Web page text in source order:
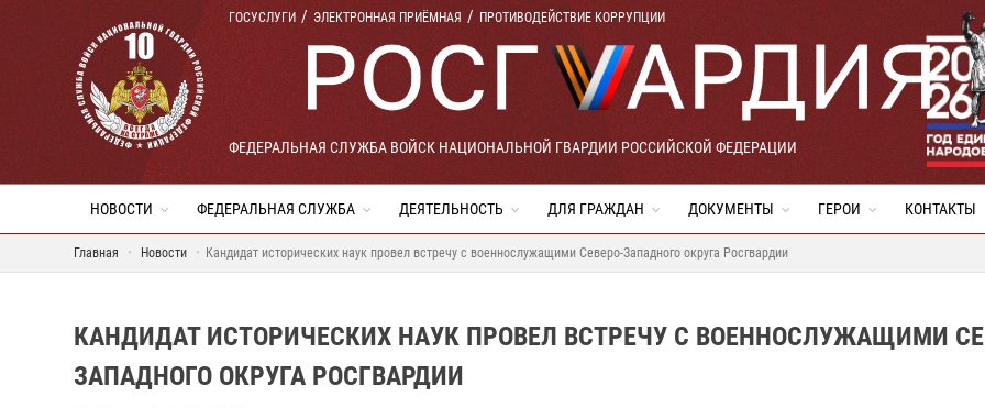
ГОСУСЛУГИ ЭЛЕКТРОННАЯ ПРИЁМНАЯ ПРОТИВОДЕЙСТВИЕ КОРРУПЦИИ
ФЕДЕРАЛЬНАЯ СЛУЖБА ВОЙСК НАЦИОНАЛЬНОЙ ГВАРДИИ РОССИЙСКОЙ ФЕДЕРАЦИИ
НОВОСТИ ФЕДЕРАЛЬНАЯ СЛУЖБА ДЕЯТЕЛЬНОСТЬ ДЛЯ ГРАЖДАН ДОКУМЕНТЫ ГЕРОИ КОНТАКТЫ
Главная Новости Кандидат исторических наук провел встречу с военнослужащими Северо-Западного округа Росгвардии
КАНДИДАТ ИСТОРИЧЕСКИХ НАУК ПРОВЕЛ ВСТРЕЧУ С ВОЕННОСЛУЖАЩИМИ
ЗАПАДНОГО ОКРУГА РОСГВАРДИИ